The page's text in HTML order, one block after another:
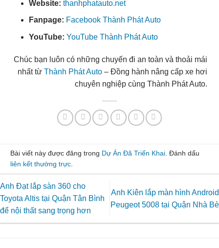
Website: thanhphatauto.net
Fanpage: Facebook Thành Phát Auto
YouTube: YouTube Thành Phát Auto
Chúc bạn luôn có những chuyến đi an toàn và thoải mái
nhất từ Thành Phát Auto – Đồng hành nâng cấp xe hơi
chuyên nghiệp cùng Thành Phát Auto.
Bài viết này được đăng trong Dự Án Đã Triển Khai . Đánh dấu
liên kết thường trực
Anh Đạt lắp sàn 360 cho
Toyota Altis tại Quận Tân Bình
để nội thất sang trọng hơn
Anh Kiên lắp màn hình Android
Peugeot 5008 tại Quận Nhà Bè